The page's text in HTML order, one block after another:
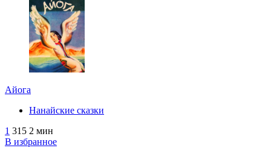
Айога
Нанайские сказки
1 315 2 мин
В избранное